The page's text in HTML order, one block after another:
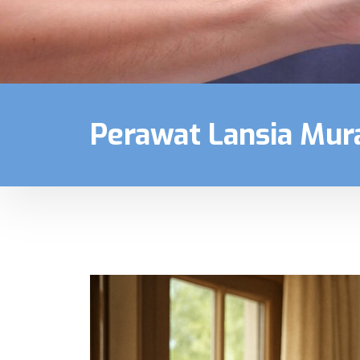
Perawat Lansia